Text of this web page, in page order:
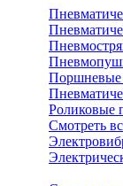
Поршневые
Роликовые
Смотреть